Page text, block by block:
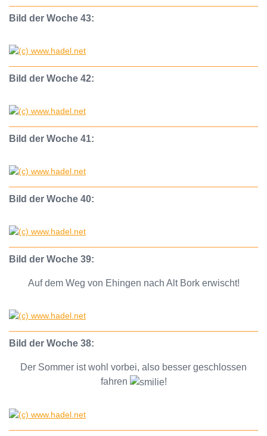
Bild der Woche 43:
Bild der Woche 42:
Bild der Woche 41:
Bild der Woche 40:
Bild der Woche 39:
Auf dem Weg von Ehingen nach Alt Bork erwischt!
Bild der Woche 38:
Der Sommer ist wohl vorbei, also besser geschlossen
fahren
!